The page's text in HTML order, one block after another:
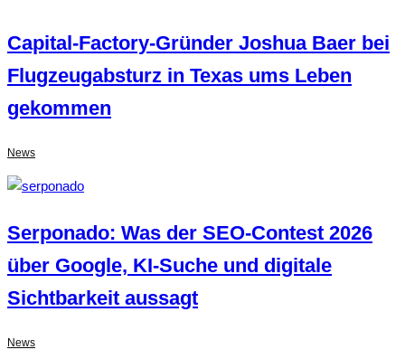
Capital-Factory-Gründer Joshua Baer bei
Flugzeugabsturz in Texas ums Leben
gekommen
News
Serponado: Was der SEO-Contest 2026
über Google, KI-Suche und digitale
Sichtbarkeit aussagt
News